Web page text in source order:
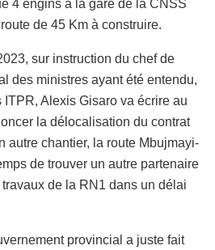
4 engins à la gare de la CNSS
de 45 Km à construire.
sur instruction du chef de
des ministres ayant été entendu,
ITPR, Alexis Gisaro va écrire au
la délocalisation du contrat
autre chantier, la route Mbujmayi-
de trouver un autre partenaire
de la RN1 dans un délai
provincial a juste fait